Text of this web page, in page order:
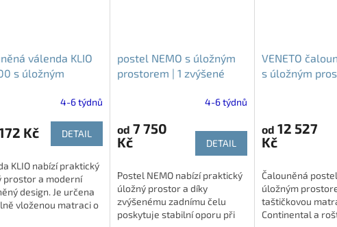
válenda KLIO
s úložným
4-6 týdnů
Kč DETAIL
KLIO nabízí praktický
prostor a moderní
design. Je určena
vloženou matraci o
postel NEMO s úložným
prostorem | 1 zvýšené
4-6 týdnů
od 7 750
Kč
DETAIL
Postel NEMO nabízí praktický
úložný prostor a díky
zvýšenému zadnímu čelu
poskytuje stabilní oporu při
VENETO
s úložným
od 12 527
Kč
Čalouněná
úložným
taštičkovou
Continental a